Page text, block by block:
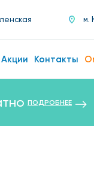
м.
Акции Контакты
ПОДРОБНЕЕ